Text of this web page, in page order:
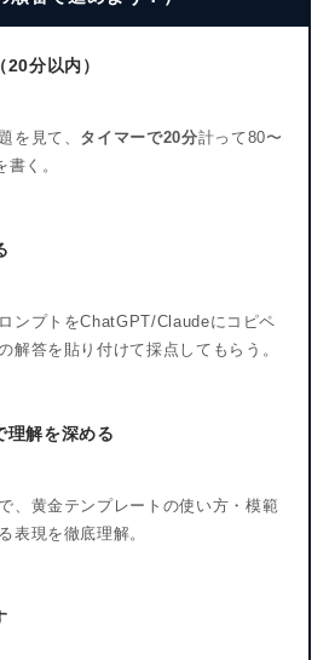
分以内）
を見て、 タイマーで20分計って80〜
く。
ンプトをChatGPT/Claudeにコピペ
解答を貼り付けて採点してもらう。
理解を深める
黄金テンプレートの使い方・模範
表現を徹底理解。